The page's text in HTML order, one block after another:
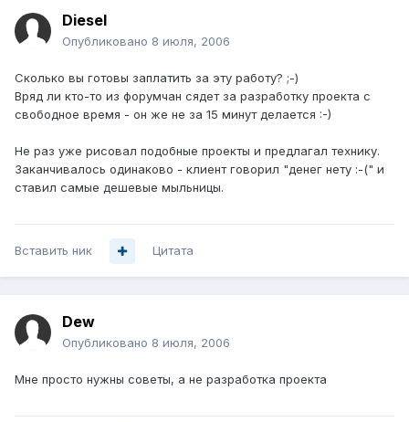
Diesel
Опубликовано 8 июля, 2006
Сколько вы готовы заплатить за эту работу? ;-)
Вряд ли кто-то из форумчан сядет за разработку проекта с
свободное время - он же не за 15 минут делается :-)
Не раз уже рисовал подобные проекты и предлагал технику.
Заканчивалось одинаково - клиент говорил "денег нету :-(" и
ставил самые дешевые мыльницы.
Вставить ник Цитата
Dew
Опубликовано 8 июля, 2006
Мне просто нужны советы, а не разработка проекта